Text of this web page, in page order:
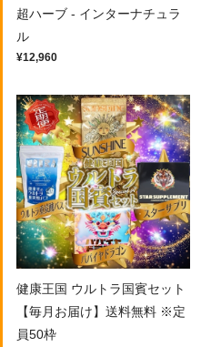
超ハーブ - インターナチュラ
ル
¥12,960
健康王国 ウルトラ国賓セット
【毎月お届け】送料無料 ※定
員50枠